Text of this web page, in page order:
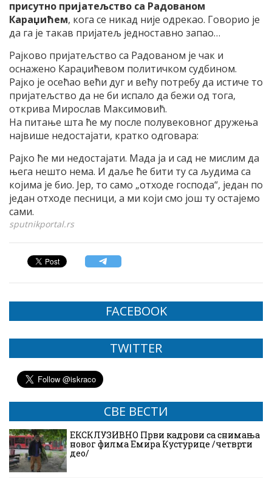
присутно пријатељство са Радованом
Караџићем, кога се никад није одрекао. Говорио је
да га је такав пријатељ једноставно запао…
Рајково пријатељство са Радованом је чак и
оснажено Караџићевом политичком судбином.
Рајко је осећао већи дуг и већу потребу да истиче то
пријатељство да не би испало да бежи од тога,
открива Мирослав Максимовић.
На питање шта ће му после полувековног дружења
највише недостајати, кратко одговара:
Рајко ће ми недостајати. Мада ја и сад не мислим да
њега нешто нема. И даље ће бити ту са људима са
којима је био. Јер, то само „отходе господа“, један по
један отходе песници, а ми који смо још ту остајемо
сами.
sputnikportal.rs
FACEBOOK
TWITTER
СВЕ ВЕСТИ
ЕКСКЛУЗИВНО Први кадрови са снимања
новог филма Емира Кустурице /четврти
део/